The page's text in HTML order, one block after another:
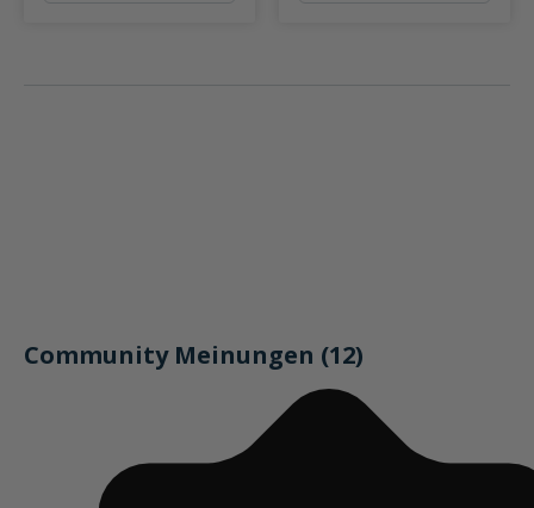
Community Meinungen (12)